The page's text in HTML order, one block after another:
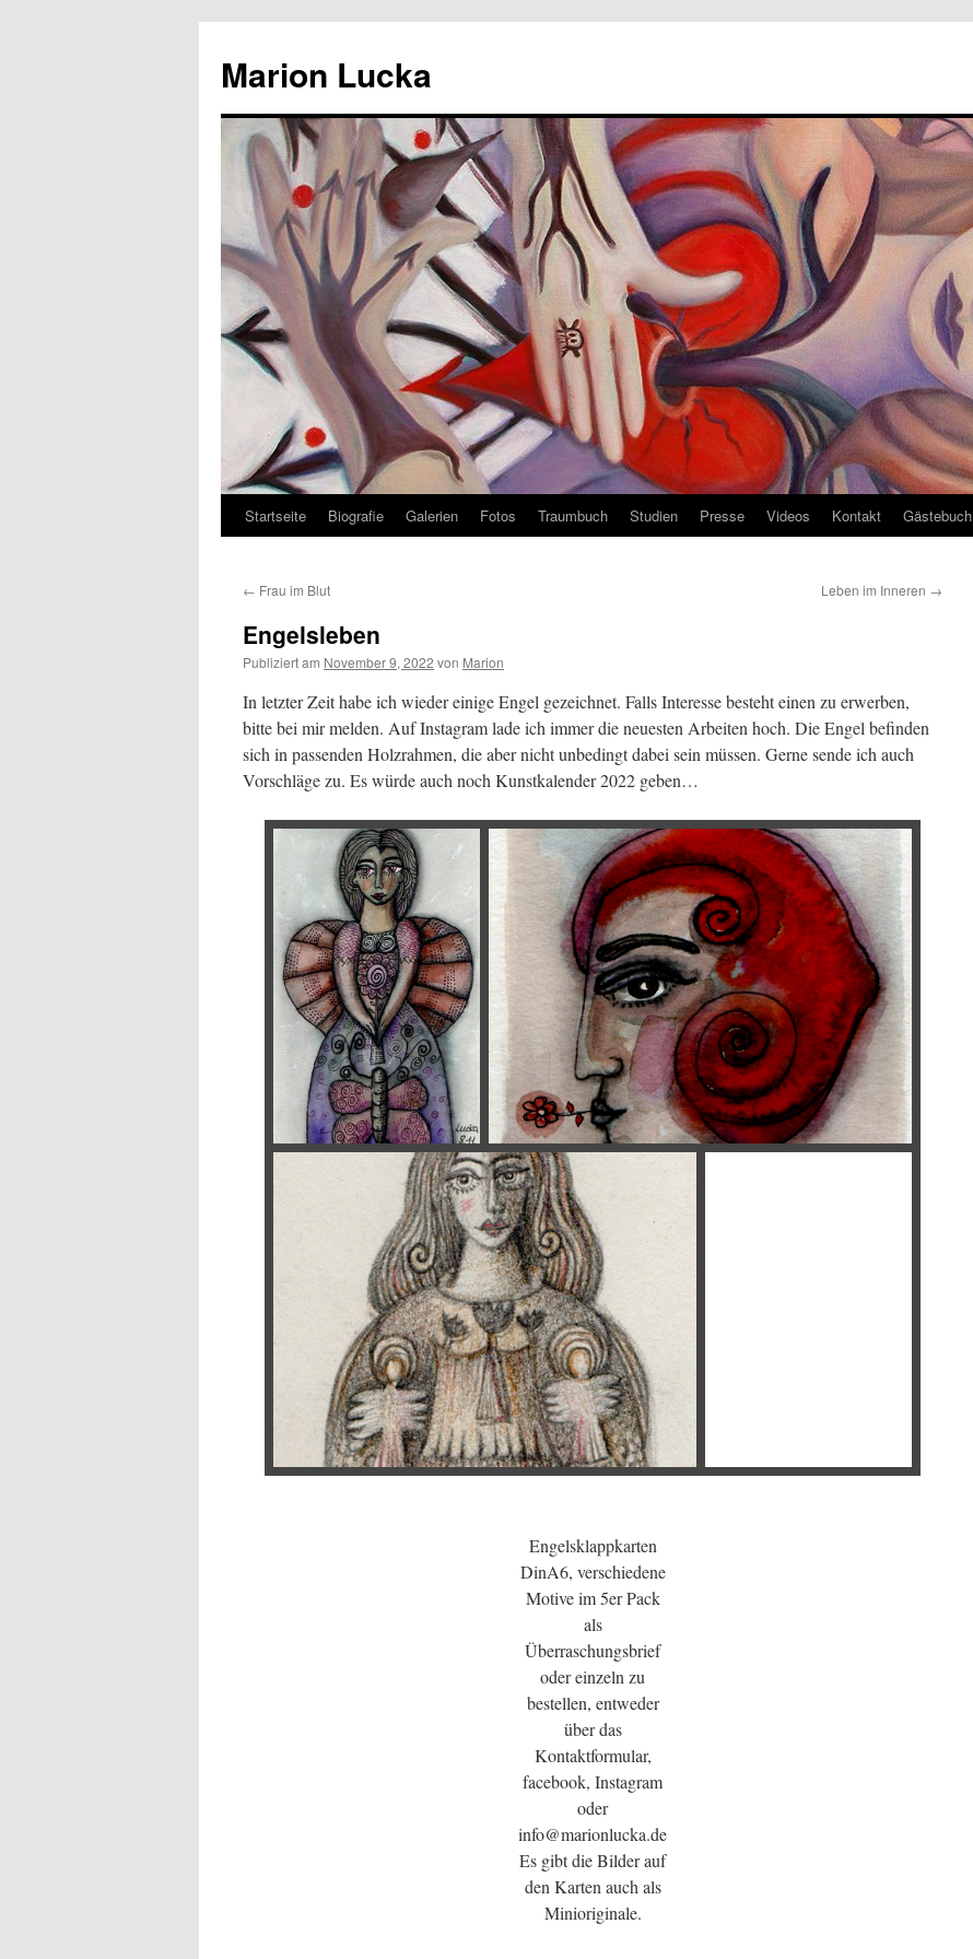
Marion Lucka
Zum
springen
Startseite Biografie Galerien Fotos Traumbuch Studien Presse Videos Kontakt Gästebuch
← Frau im Blut Leben im Inneren →
Engelsleben
Publiziert am November 9, 2022 von Marion
In letzter Zeit habe ich wieder einige Engel gezeichnet. Falls Interesse besteht einen zu erwerben,
bitte bei mir melden. Auf Instagram lade ich immer die neuesten Arbeiten hoch. Die Engel befinden
sich in passenden Holzrahmen, die aber nicht unbedingt dabei sein müssen. Gerne sende ich auch
Vorschläge zu. Es würde auch noch Kunstkalender 2022 geben…
Engelsklappkarten
DinA6, verschiedene
Motive im 5er Pack
als
Überraschungsbrief
oder einzeln zu
bestellen, entweder
über das
Kontaktformular,
facebook, Instagram
oder
info@marionlucka.de
Es gibt die Bilder auf
den Karten auch als
Minioriginale.